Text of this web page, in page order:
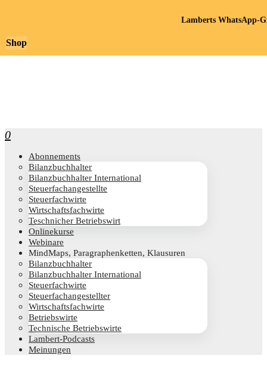
0
Abon­ne­ments
Bilanz­buch­hal­ter
Bilanz­buch­hal­ter International
Steu­er­fach­an­ge­stell­te
Steu­er­fach­wir­te
Wirt­schafts­fach­wir­te
Teschni­cher Betriebswirt
Online­kur­se
Web­i­na­re
Mind­Maps, Para­gra­phen­ket­ten, Klausuren
Bilanz­buch­hal­ter
Bilanz­buch­hal­ter International
Steu­er­fach­wir­te
Steu­er­fach­an­ge­stell­ter
Wirt­schafts­fach­wir­te
Betriebs­wir­te
Tech­ni­sche Betriebswirte
Lam­­bert-Pod­­casts
Mei­nun­gen
Shop
Lamberts WhatsApp-